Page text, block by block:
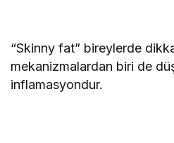
“Skinny fat” bireylerde
mekanizmalardan biri de
inflamasyondur.